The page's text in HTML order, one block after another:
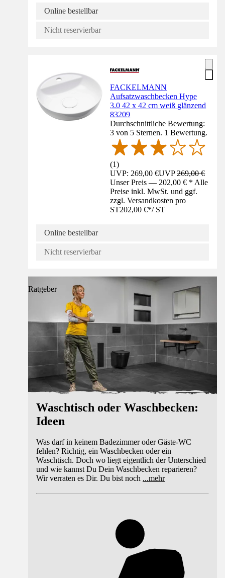
Online bestellbar
Nicht reservierbar
FACKELMANN
Aufsatzwaschbecken Hype
3.0 42 x 42 cm weiß glänzend
83209
Durchschnittliche Bewertung:
3 von 5 Sternen. 1 Bewertung.
(1)
UVP: 269,00 €UVP269,00 €
Unser Preis — 202,00 € * Alle
Preise inkl. MwSt. und ggf.
zzgl. Versandkosten pro
ST202,00 €*/ ST
Online bestellbar
Nicht reservierbar
Ratgeber
Waschtisch oder Waschbecken:
Ideen
Was darf in keinem Badezimmer oder Gäste-WC
fehlen? Richtig, ein Waschbecken oder ein
Waschtisch. Doch wo liegt eigentlich der Unterschied
und wie kannst Du Dein Waschbecken reparieren?
Wir verraten es Dir. Du bist noch ...mehr